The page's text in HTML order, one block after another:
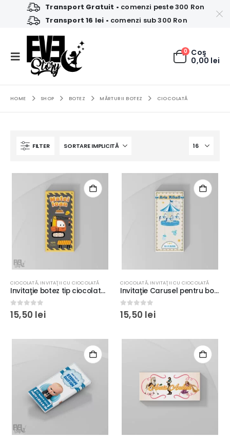
Transport Gratuit • comenzi peste 300 Ron
Transport 16 lei • comenzi sub 300 Ron
0 Coş
0,00 lei
HOME SHOP BOTEZ MĂRTURII BOTEZ CIOCOLATĂ
FILTER
CIOCOLATĂ, INVITAŢII CU CIOCOLATĂ
Invitaţie botez tip ciocolata pentru baieti cu maşini construcţii, utilaje, tractoare, excavatoare galben cu negru
0out of 5
15,50 lei
CIOCOLATĂ, INVITAŢII CU CIOCOLATĂ
Invitaţie Carusel pentru botez, ciocolată inclusă, carton lucios
0out of 5
15,50 lei